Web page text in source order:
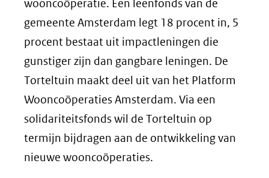
wooncoöperatie. Een leenfonds van de
gemeente Amsterdam legt 18 procent in, 5
procent bestaat uit impactleningen die
gunstiger zijn dan gangbare leningen. De
Torteltuin maakt deel uit van het Platform
Wooncoöperaties Amsterdam. Via een
solidariteitsfonds wil de Torteltuin op
termijn bijdragen aan de ontwikkeling van
nieuwe wooncoöperaties.